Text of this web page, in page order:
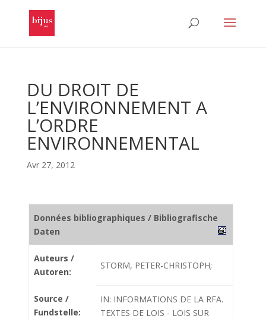
DU DROIT DE
L’ENVIRONNEMENT A
L’ORDRE
ENVIRONNEMENTAL
Avr 27, 2012
Données bibliographiques / Bibliografische
Daten
Auteurs /
Autoren:
STORM, PETER-CHRISTOPH;
Source /
Fundstelle:
IN: INFORMATIONS DE LA RFA.
TEXTES DE LOIS - LOIS SUR